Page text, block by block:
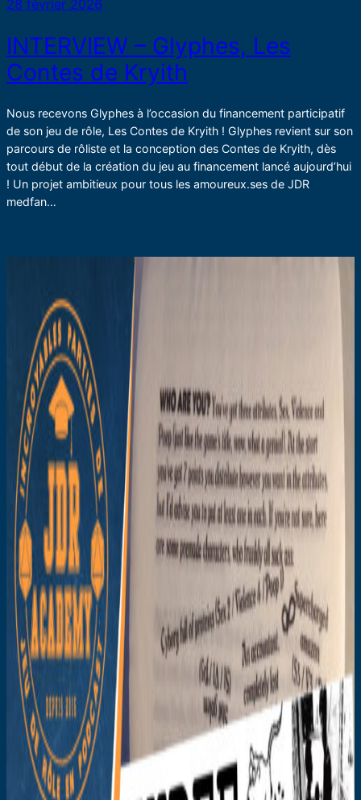
28 février 2026
INTERVIEW – Glyphes, Les
Contes de Kryith
Nous recevons Glyphes à l’occasion du financement participatif
de son jeu de rôle, Les Contes de Kryith ! Glyphes revient sur son
parcours de rôliste et la conception des Contes de Kryith, dès
tout début de la création du jeu au financement lancé aujourd’hui
! Un projet ambitieux pour tous les amoureux.ses de JDR
medfan…